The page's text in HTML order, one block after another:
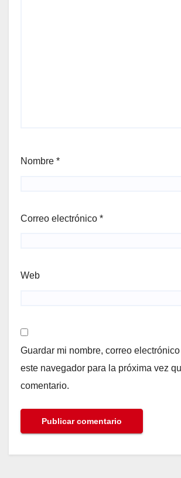
Nombre *
Correo electrónico *
Web
Guardar mi nombre, correo
este navegador para la próxima vez
comentario.